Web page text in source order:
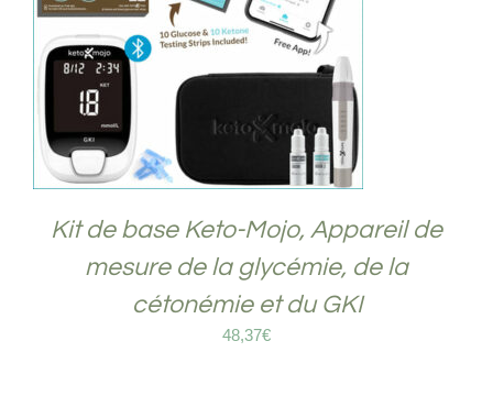
ACHETER LE PRODUIT DÉTAILS
Kit de base Keto-Mojo, Appareil de
mesure de la glycémie, de la
cétonémie et du GKI
48,37€